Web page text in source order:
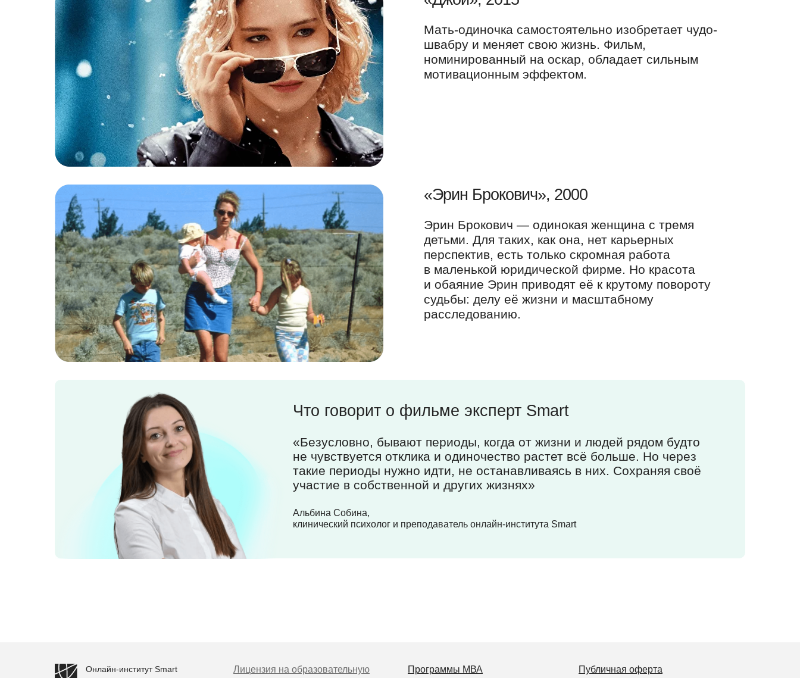
Мать-одиночка самостоятельно изобретает чудо-
швабру и меняет свою жизнь. Фильм,
номинированный на оскар, обладает сильным
мотивационным эффектом.
«Эрин Брокович», 2000
Эрин Брокович — одинокая женщина с тремя
детьми. Для таких, как она, нет карьерных
перспектив, есть только скромная работа
в маленькой юридической фирме. Но красота
и обаяние Эрин приводят её к крутому повороту
судьбы: делу её жизни и масштабному
расследованию.
Что говорит о фильме эксперт Smart
«Безусловно, бывают периоды, когда от жизни и людей рядом будто
не чувствуется отклика и одиночество растет всё больше. Но через
такие периоды нужно идти, не останавливаясь в них. Сохраняя своё
участие в собственной и других жизнях»
Альбина Собина,
клинический психолог и преподаватель онлайн-института Smart
Программы MВА
Онлайн-институт Smart
Лицензия на образовательную
Публичная оферта